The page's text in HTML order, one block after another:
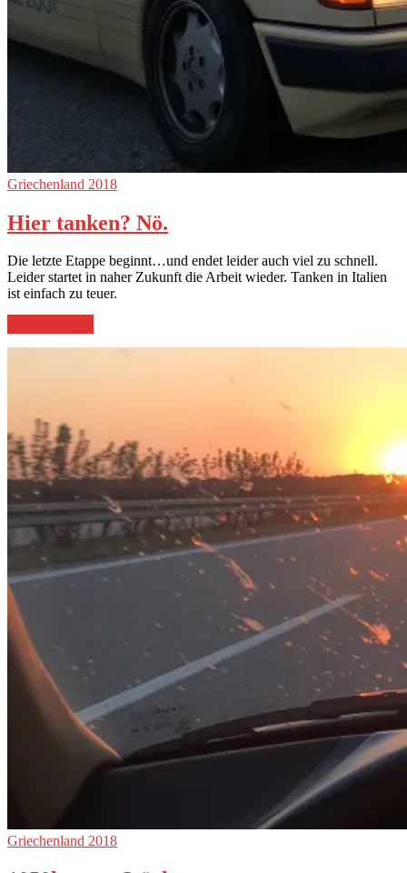
Griechenland 2018
Hier tanken? Nö.
Die letzte Etappe beginnt…und endet leider auch viel zu schnell.
Leider startet in naher Zukunft die Arbeit wieder. Tanken in Italien
ist einfach zu teuer.
Griechenland 2018